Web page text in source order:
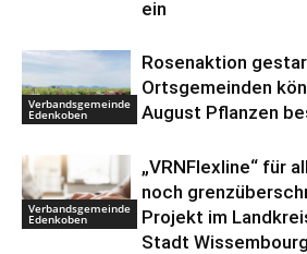
ein
Verbandsgemeinde
Edenkoben
Rosenaktion
Ortsgemeinden
August Pflanzen
Verbandsgemeinde
Edenkoben
„VRNFlexline“ für
noch
Projekt im
Stadt